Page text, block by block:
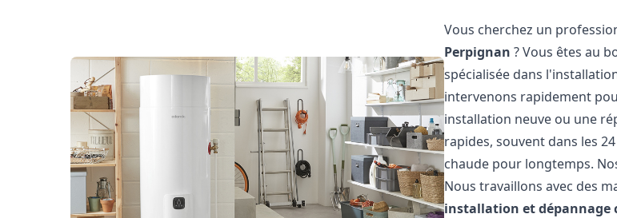
Vous cherchez un
Perpignan ? Vous êtes au
spécialisée dans
intervenons rapidement
installation neuve ou une
rapides, souvent dans les
chaude pour longtemps.
Nous travaillons avec des
installation et dépannage